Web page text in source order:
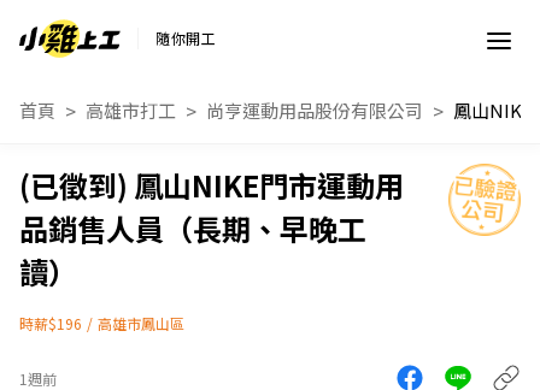
隨你開工
首頁 高雄市打工 尚亨運動用品股份有限公司
鳳山NIKE門市運動用
品銷售人員（長期、早晚工
讀）
時薪$196 / 高雄市鳳山區
1週前